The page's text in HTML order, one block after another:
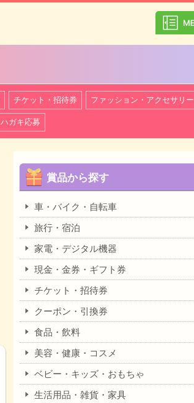
チケット・招待券 ファッション・アクセサリー
ハガキ応募
賞品から探す
車・バイク・自転車
旅行・宿泊
家電・デジタル機器
現金・金券・ギフト券
チケット・招待券
クーポン・引換券
食品・飲料
美容・健康・コスメ
ベビー・キッズ・おもちゃ
生活用品・雑貨・家具